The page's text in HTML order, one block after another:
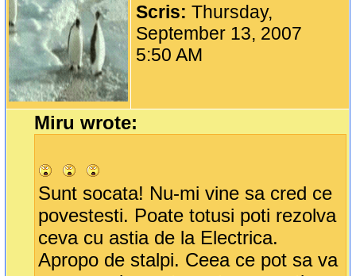
Scris:Thursday,
September 13, 2007
5:50 AM
Miru wrote:
Sunt socata! Nu-mi vine sa cred ce
povestesti. Poate totusi poti rezolva
ceva cu astia de la Electrica.
Apropo de stalpi. Ceea ce pot sa va